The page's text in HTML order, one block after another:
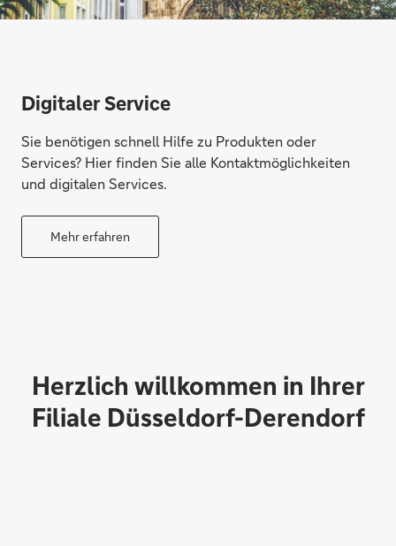
Digitaler Service
Sie benötigen schnell Hilfe zu Produkten oder
Services? Hier finden Sie alle Kontaktmöglichkeiten
und digitalen Services.
Mehr erfahren
Herzlich willkommen in Ihrer
Filiale Düsseldorf-Derendorf